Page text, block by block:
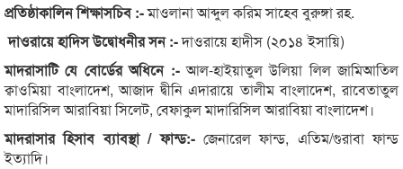
প্রতিষ্ঠাকালিন শিক্ষাসচিব :-মাওলানা আব্দুল করিম সাহেব বুরুঙ্গা রহ.
দাওরায়ে হাদিস উদ্বোধনীর সন :-দাওরায়ে হাদীস (২০১৪ ইসায়ি)
মাদরাসাটি যে বোর্ডের অধিনে :-আল-হাইয়াতুল উলিয়া লিল জামিআতিল
ক্বাওমিয়া বাংলাদেশ, আজাদ দ্বীনি এদারায়ে তালীম বাংলাদেশ, রাবেতাতুল
মাদারিসিল আরাবিয়া সিলেট, বেফাকুল মাদারিসিল আরাবিয়া বাংলাদেশ।
মাদরাসার হিসাব ব্যাবস্থা / ফান্ড:- জেনারেল ফান্ড, এতিম/গুরাবা ফান্ড
ইত্যাদি।